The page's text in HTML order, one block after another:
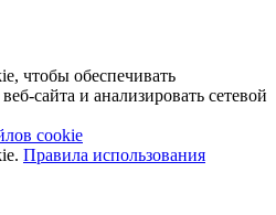
чтобы обеспечивать
сайта и анализировать сетевой
cookie
Правила использования